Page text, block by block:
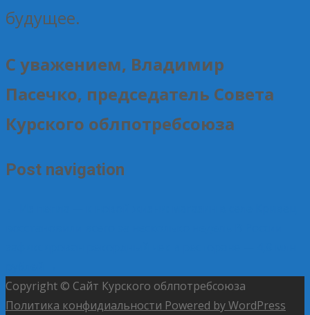
будущее.
С уважением, Владимир
Пасечко, председатель Совета
Курского облпотребсоюза
Post navigation
Copyright © Сайт Курского облпотребсоюза
Политика конфидиальности Powered by WordPress